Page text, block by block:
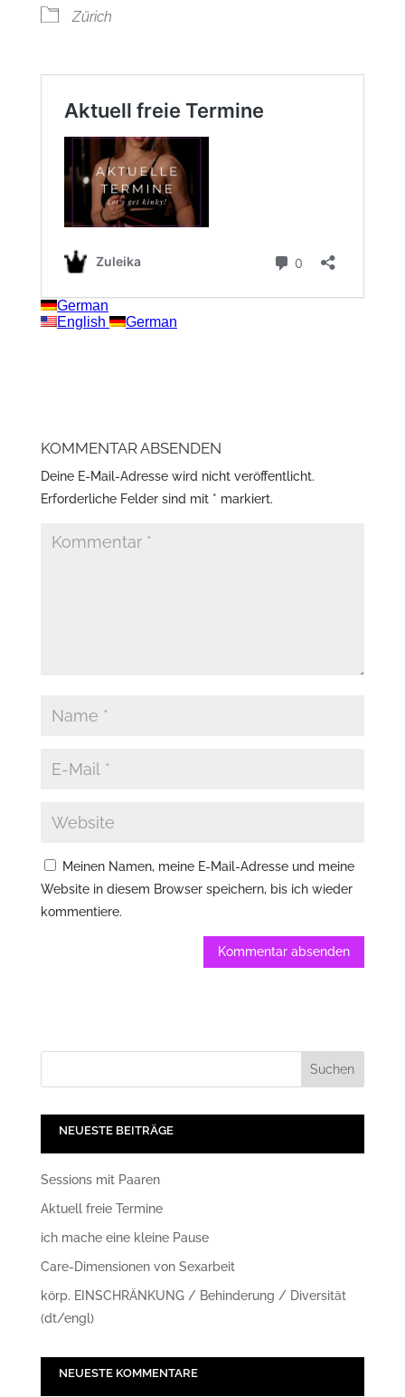
Zürich
KOMMENTAR ABSENDEN
Deine E-Mail-Adresse wird nicht veröffentlicht.
Erforderliche Felder sind mit * markiert.
Meinen Namen, meine E-Mail-Adresse und meine
Website in diesem Browser speichern, bis ich wieder
kommentiere.
NEUESTE BEITRÄGE
Sessions mit Paaren
Aktuell freie Termine
ich mache eine kleine Pause
Care-Dimensionen von Sexarbeit
körp. EINSCHRÄNKUNG / Behinderung / Diversität
(dt/engl)
NEUESTE KOMMENTARE